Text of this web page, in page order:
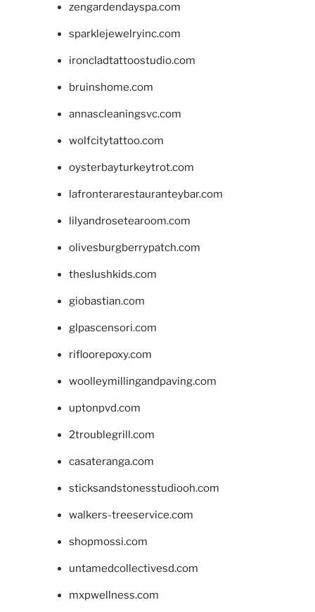
zengardendayspa.com
sparklejewelryinc.com
ironcladtattoostudio.com
bruinshome.com
annascleaningsvc.com
wolfcitytattoo.com
oysterbayturkeytrot.com
lafronterarestauranteybar.com
lilyandrosetearoom.com
olivesburgberrypatch.com
theslushkids.com
giobastian.com
glpascensori.com
rifloorepoxy.com
woolleymillingandpaving.com
uptonpvd.com
2troublegrill.com
casateranga.com
sticksandstonesstudiooh.com
walkers-treeservice.com
shopmossi.com
untamedcollectivesd.com
mxpwellness.com